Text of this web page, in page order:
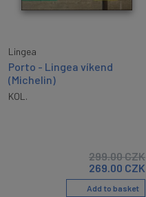
Lingea
Porto - Lingea víkend
(Michelin)
KOL.
299.00CZK
269.00 CZK
Add to basket